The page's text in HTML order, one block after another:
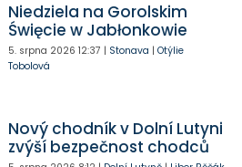
Niedziela na Gorolskim
Święcie w Jabłonkowie
5. srpna 2026 12:37 | Stonava | Otýlie
Tobolová
Nový chodník v Dolní Lutyni
zvýší bezpečnost chodců